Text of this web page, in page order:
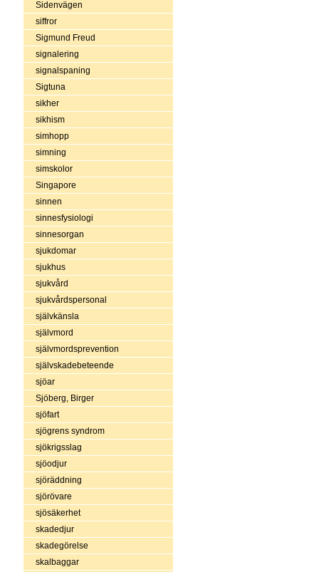
Sidenvägen
siffror
Sigmund Freud
signalering
signalspaning
Sigtuna
sikher
sikhism
simhopp
simning
simskolor
Singapore
sinnen
sinnesfysiologi
sinnesorgan
sjukdomar
sjukhus
sjukvård
sjukvårdspersonal
självkänsla
självmord
självmordsprevention
självskadebeteende
sjöar
Sjöberg, Birger
sjöfart
sjögrens syndrom
sjökrigsslag
sjöodjur
sjöräddning
sjörövare
sjösäkerhet
skadedjur
skadegörelse
skalbaggar